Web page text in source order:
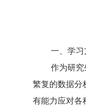
一、学
作为研
繁复的数据分
有能力应对各